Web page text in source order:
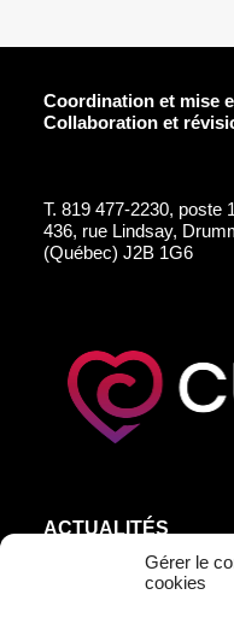
Gérer le
cookies
Coordination et mise
Collaboration et
T. 819 477-2230, poste
436, rue Lindsay,
(Québec) J2B 1G6
ACTUALITÉS
AGEND’ART
NOS ARTISTES